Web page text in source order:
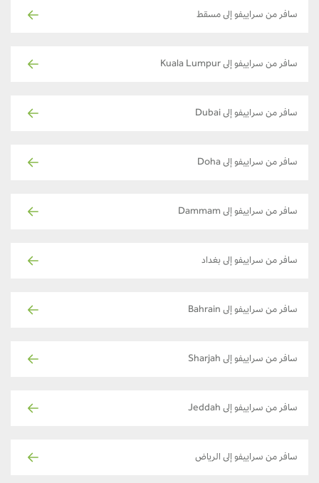
سافر من سراييفو إلى مسقط
سافر من سراييفو إلى Kuala Lumpur
سافر من سراييفو إلى Dubai
سافر من سراييفو إلى Doha
سافر من سراييفو إلى Dammam
سافر من سراييفو إلى بغداد
سافر من سراييفو إلى Bahrain
سافر من سراييفو إلى Sharjah
سافر من سراييفو إلى Jeddah
سافر من سراييفو إلى الرياض